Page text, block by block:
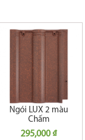
Ngói LUX 2 màu
Chấm
295,000 ₫